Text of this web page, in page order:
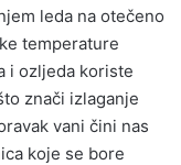
leda na otečeno
temperature
i ozljeda koriste
znači izlaganje
vani čini nas
koje se bore